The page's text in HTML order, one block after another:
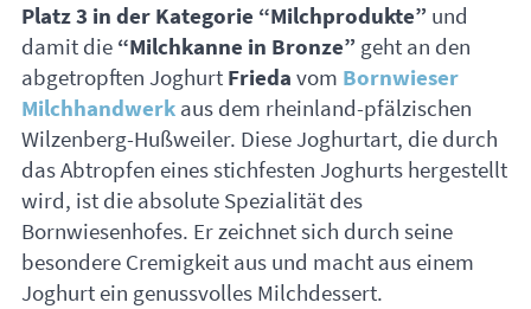
Platz 3 in der Kategorie “Milchprodukte” und
damit die “Milchkanne in Bronze” geht an den
abgetropften Joghurt Frieda vom Bornwieser
Milchhandwerk aus dem rheinland-pfälzischen
Wilzenberg-Hußweiler. Diese Joghurtart, die durch
das Abtropfen eines stichfesten Joghurts hergestellt
wird, ist die absolute Spezialität des
Bornwiesenhofes. Er zeichnet sich durch seine
besondere Cremigkeit aus und macht aus einem
Joghurt ein genussvolles Milchdessert.